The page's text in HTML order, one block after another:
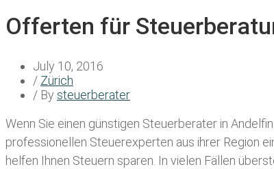
Offerten für
July 10, 2016
/ Zürich
/ By steuerberater
Wenn Sie einen günstigen Steuerberater in
professionellen Steuerexperten aus ihrer Region
helfen Ihnen Steuern sparen. In vielen Fällen